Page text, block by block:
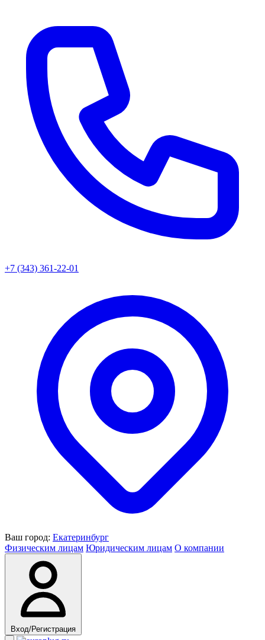
+7 (343) 361-22-01
Ваш город: Екатеринбург
Физическим лицам Юридическим лицам О компании
Вход/Регистрация